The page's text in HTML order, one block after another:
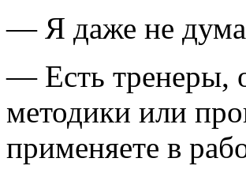
— Я даже не
— Есть тренеры,
методики или
применяете в